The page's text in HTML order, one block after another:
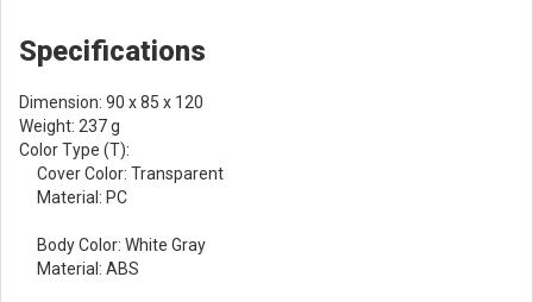
Specifications
Dimension: 90 x 85 x 120
Weight: 237 g
Color Type (T):
Cover Color: Transparent
Material: PC
Body Color: White Gray
Material: ABS